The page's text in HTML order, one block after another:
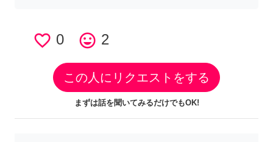
favorite_border 0 tag_faces 2
この人にリクエストをする
まずは話を聞いてみるだけでもOK!